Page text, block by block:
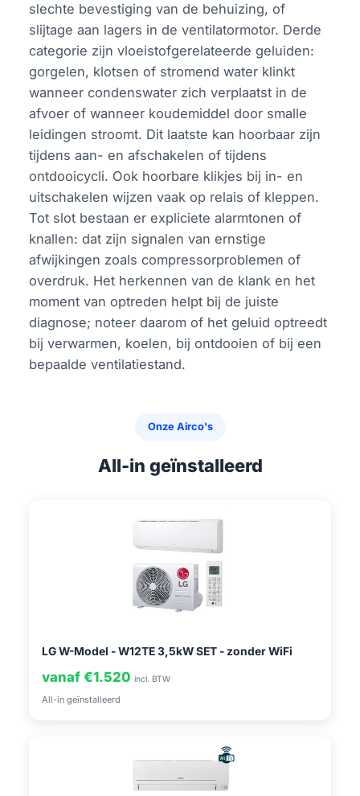
slechte bevestiging van de behuizing, of
slijtage aan lagers in de ventilatormotor. Derde
categorie zijn vloeistofgerelateerde geluiden:
gorgelen, klotsen of stromend water klinkt
wanneer condenswater zich verplaatst in de
afvoer of wanneer koudemiddel door smalle
leidingen stroomt. Dit laatste kan hoorbaar zijn
tijdens aan- en afschakelen of tijdens
ontdooicycli. Ook hoorbare klikjes bij in- en
uitschakelen wijzen vaak op relais of kleppen.
Tot slot bestaan er expliciete alarmtonen of
knallen: dat zijn signalen van ernstige
afwijkingen zoals compressorproblemen of
overdruk. Het herkennen van de klank en het
moment van optreden helpt bij de juiste
diagnose; noteer daarom of het geluid optreedt
bij verwarmen, koelen, bij ontdooien of bij een
bepaalde ventilatiestand.
Onze Airco's
All-in geïnstalleerd
LG W-Model - W12TE 3,5kW SET - zonder WiFi
vanaf €1.520 incl. BTW
All-in geïnstalleerd